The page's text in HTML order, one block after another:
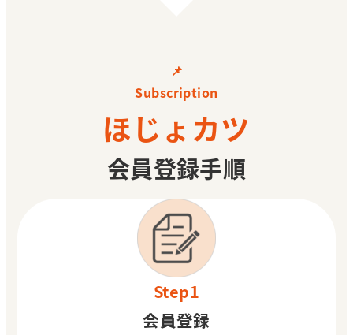
📌
Subscription
ほじょカツ
会員登録手順
Step1
会員登録